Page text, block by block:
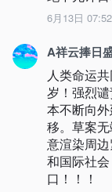
6月13日 07:52
A祥云捧日
人类命运
岁！强烈
本不断向
移。草案
意渲染周
和国际社
口！！！